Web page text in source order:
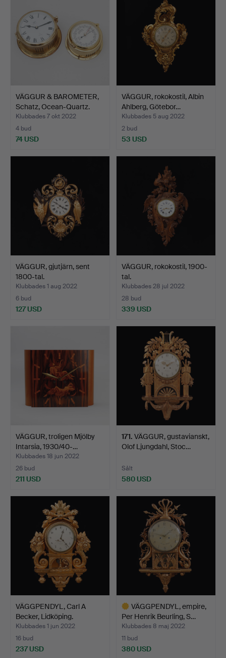
VÄGGUR & BAROMETER,
Schatz, Ocean-Quartz.
Klubbades 7 okt 2022
4 bud
74 USD
VÄGGUR, rokokostil, Albin
Ahlberg, Götebor…
Klubbades 5 aug 2022
2 bud
53 USD
VÄGGUR, gjutjärn, sent
1800-tal.
Klubbades 1 aug 2022
6 bud
127 USD
VÄGGUR, rokokostil, 1900-
tal.
Klubbades 28 jul 2022
28 bud
339 USD
VÄGGUR, troligen Mjölby
Intarsia, 1930/40-…
Klubbades 18 jun 2022
26 bud
211 USD
171. VÄGGUR, gustavianskt,
Olof Ljungdahl, Stoc…
Sålt
580 USD
VÄGGPENDYL, Carl A
Becker, Lidköping.
Klubbades 1 jun 2022
16 bud
237 USD
VÄGGPENDYL, empire,
Per Henrik Beurling, S…
Klubbades 8 maj 2022
11 bud
380 USD